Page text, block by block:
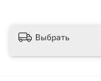
Выбрать